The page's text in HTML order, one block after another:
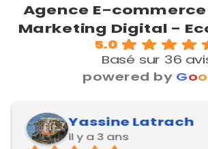
Agence E-
Marketing Digital -
5.0
Basé sur 36
powered by Goo
Yassine Latrach
il y a 3 ans